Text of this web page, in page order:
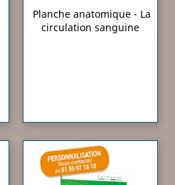
Planche anatomique - La
circulation sanguine